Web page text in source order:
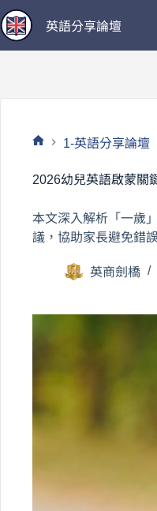
跳
至
主
英語分享論壇
頁
1-英語分享論壇
2026幼兒英語啟蒙關
本文深入解析「一歲
議，協助家長避免錯
英商劍橋